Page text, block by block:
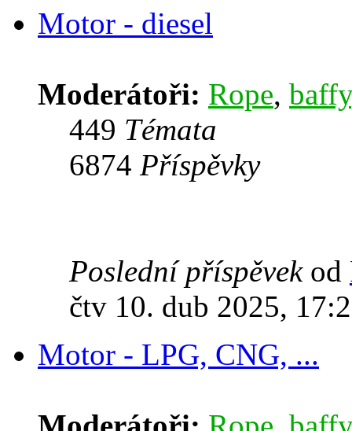
Motor - diesel
Moderátoři: Rope, baffy
449 Témata
6874 Příspěvky
Poslední příspěvekod
čtv 10. dub 2025,
Motor - LPG, CNG, ...